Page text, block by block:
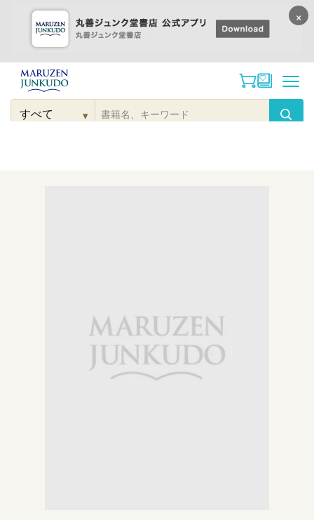
コンテンツに
進む
検
▾
×